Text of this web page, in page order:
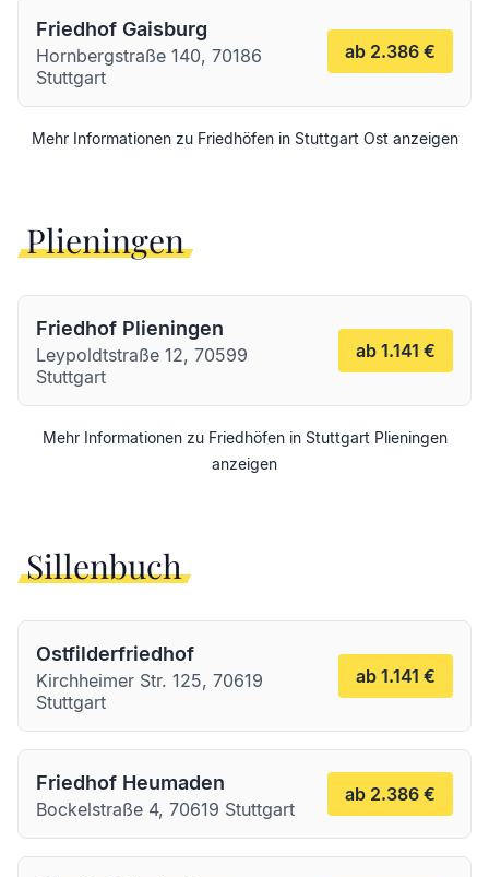
Friedhof Gaisburg
Hornbergstraße 140, 70186
Stuttgart
ab 2.386 €
Mehr Informationen zu Friedhöfen in Stuttgart Ost anzeigen
Plieningen
Friedhof Plieningen
Leypoldtstraße 12, 70599
Stuttgart
ab 1.141 €
Mehr Informationen zu Friedhöfen in Stuttgart Plieningen
anzeigen
Sillenbuch
Ostfilderfriedhof
Kirchheimer Str. 125, 70619
Stuttgart
ab 1.141 €
Friedhof Heumaden
Bockelstraße 4, 70619 Stuttgart
ab 2.386 €